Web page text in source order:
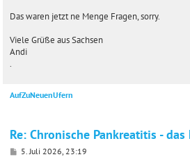
Das waren jetzt ne Menge Fragen, sorry.
Viele Grüße aus Sachsen
Andi
.
AufZuNeuenUfern
Re: Chronische Pankreatitis -
B5. Juli 2026, 23:19